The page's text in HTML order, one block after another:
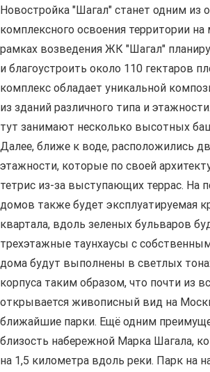
Новостройка "Шагал" станет одним из
комплексного освоения территории
рамках возведения ЖК "Шагал"
и благоустроить около 110 гектаров
комплекс обладает уникальной
из зданий различного типа и
тут занимают несколько высотных
Далее, ближе к воде, расположились
этажности, которые по своей
тетрис из-за выступающих террас. На
домов также будет эксплуатируемая
квартала, вдоль зеленых бульваров
трехэтажные таунхаусы с
дома будут выполнены в светлых
корпуса таким образом, что почти из
открывается живописный вид на
ближайшие парки. Ещё одним
близость набережной Марка Шагала,
на 1,5 километра вдоль реки. Парк на